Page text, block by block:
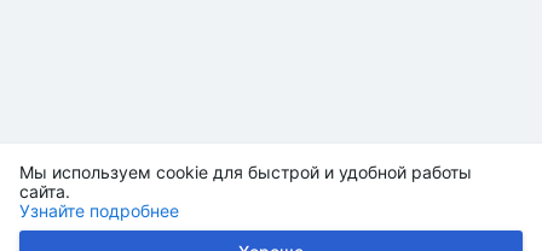
Мы используем cookie для быстрой и удобной работы
сайта.
Узнайте подробнее